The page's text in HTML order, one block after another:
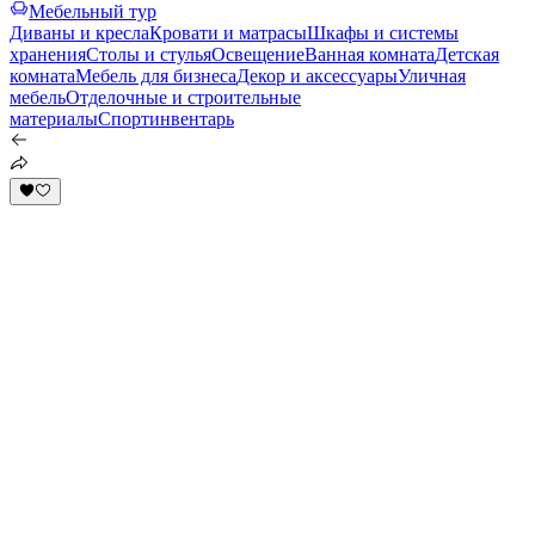
Мебельный тур
Диваны и креслаКровати и матрасыШкафы и системы
храненияСтолы и стульяОсвещениеВанная комнатаДетская
комнатаМебель для бизнесаДекор и аксессуарыУличная
мебельОтделочные и строительные
материалыСпортинвентарь